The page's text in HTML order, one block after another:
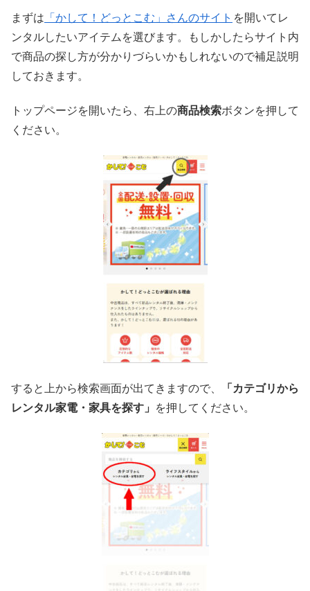
まずは 「かして！どっとこむ」さんのサイト を開いてレ
ンタルしたいアイテムを選びます。もしかしたらサイト内
で商品の探し方が分かりづらいかもしれないので補足説明
しておきます。
トップページを開いたら、右上の商品検索ボタンを押して
ください。
すると上から検索画面が出てきますので、
「カテゴリから
レンタル家電・家具を探す」
を押してください。